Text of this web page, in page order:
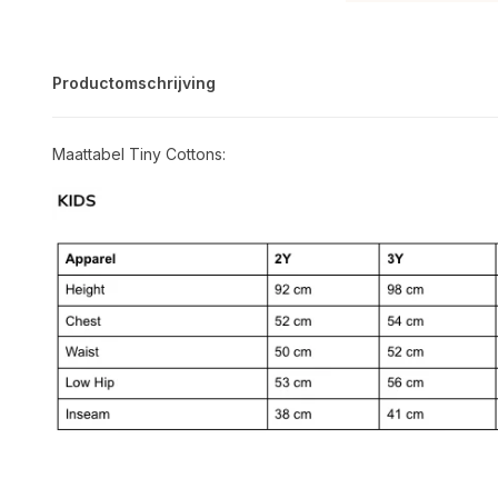
Productomschrijving
Maattabel Tiny Cottons: